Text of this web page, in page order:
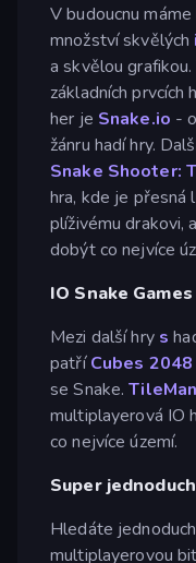
V budoucnu
množství skvělých
a skvělou
základních prvcích
her je Snake.io -
žánru hadí hry.
Snake Shooter:
hra, kde je přesná
plíživému drakovi, a
dobýt co nejvíce
IO Snake Games
Mezi další hry s
patříCubes 2048
se Snake.
multiplayerová IO
co nejvíce území.
Super
Hledáte
multiplayerovou